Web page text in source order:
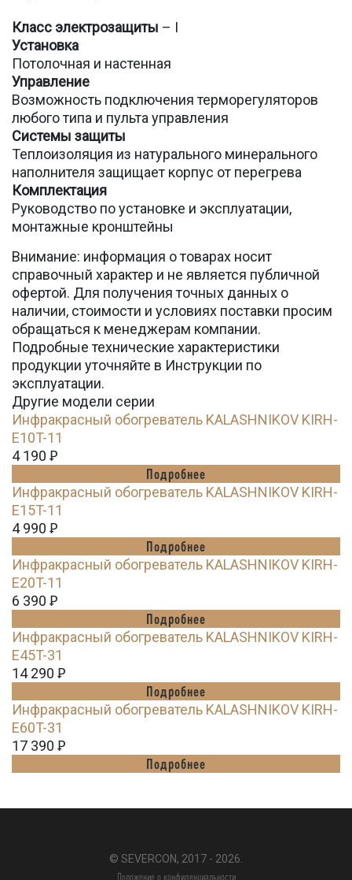
Класс электрозащиты – I
Установка
Потолочная и настенная
Управление
Возможность подключения терморегуляторов
любого типа и пульта управления
Системы защиты
Теплоизоляция из натурального минерального
наполнителя защищает корпус от перегрева
Комплектация
Руководство по установке и эксплуатации,
монтажные кронштейны
Внимание: информация о товарах носит
справочный характер и не является публичной
офертой. Для получения точных данных о
наличии, стоимости и условиях поставки просим
обращаться к менеджерам компании.
Подробные технические характеристики
продукции уточняйте в Инструкции по
эксплуатации.
Другие модели серии
Инфракрасный обогреватель KALASHNIKOV KIRH-
E10T-11
4 190 Ꝑ
Подробнее
Инфракрасный обогреватель KALASHNIKOV KIRH-
E15T-11
4 990 Ꝑ
Подробнее
Инфракрасный обогреватель KALASHNIKOV KIRH-
E20T-11
6 390 Ꝑ
Подробнее
Инфракрасный обогреватель KALASHNIKOV KIRH-
E45T-31
14 290 Ꝑ
Подробнее
Инфракрасный обогреватель KALASHNIKOV KIRH-
E60T-31
17 390 Ꝑ
Подробнее
© SEVERCON, 2017 - 2026.
Положение о конфиденциальности